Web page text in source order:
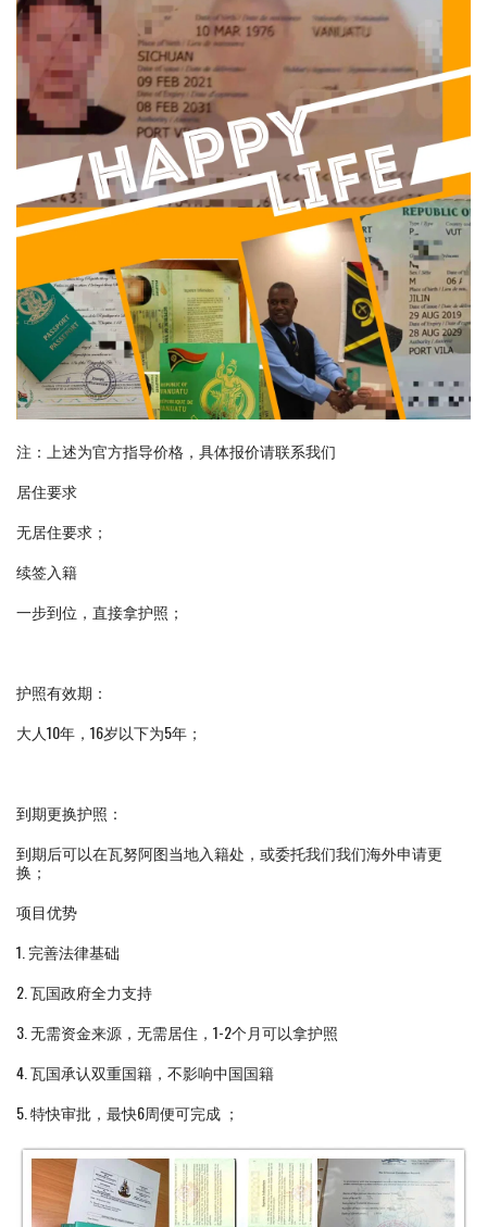
注：上述为官方指导价格，具体报价请联系我们
居住要求
无居住要求；
续签入籍
一步到位，直接拿护照；
护照有效期：
大人10年，16岁以下为5年；
到期更换护照：
到期后可以在瓦努阿图当地入籍处，或委托我们我们海外申请更
换；
项目优势
1. 完善法律基础
2. 瓦国政府全力支持
3. 无需资金来源，无需居住，1-2个月可以拿护照
4. 瓦国承认双重国籍，不影响中国国籍
5. 特快审批，最快6周便可完成 ；